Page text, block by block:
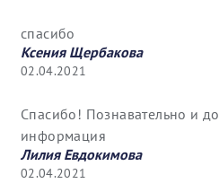
спасибо
Ксения Щербакова
02.04.2021
Спасибо! Познавательно и
информация
Лилия Евдокимова
02.04.2021